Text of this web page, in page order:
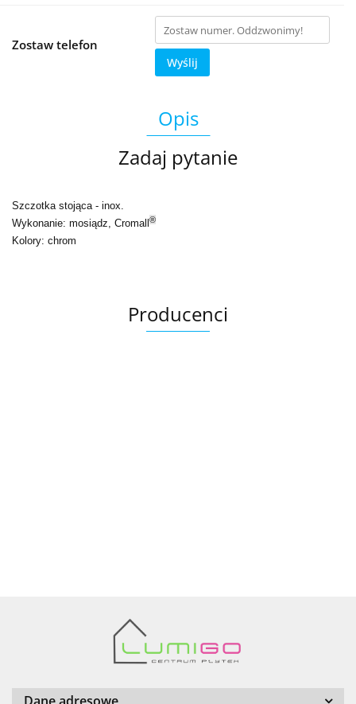
Zostaw telefon
Wyślij
Opis
Zadaj pytanie
Szczotka stojąca - inox.
Wykonanie: mosiądz, Cromall ®
Kolory: chrom
Producenci
Barwolf